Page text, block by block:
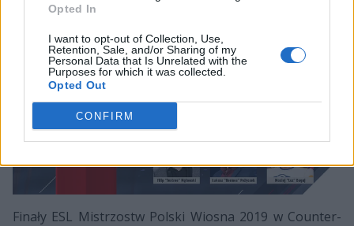
Opted In
I want to opt-out of Collection, Use,
Retention, Sale, and/or Sharing of my
Personal Data that Is Unrelated with the
Purposes for which it was collected.
Opted Out
CONFIRM
Finały ESL Mistrzostw Polski Wiosna 2019 w Counter-